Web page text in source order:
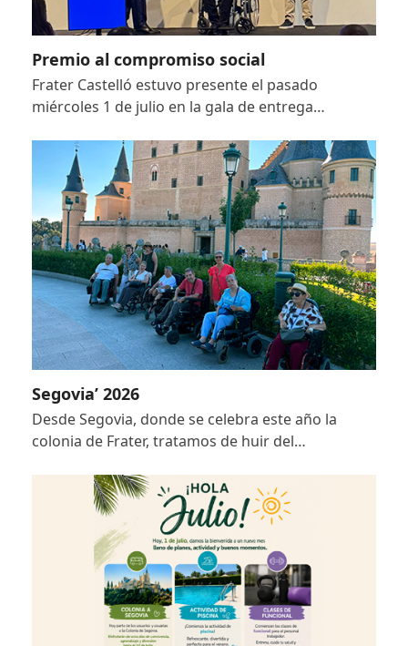
Premio al compromiso social
Frater Castelló estuvo presente el pasado
miércoles 1 de julio en la gala de entrega…
Segovia’ 2026
Desde Segovia, donde se celebra este año la
colonia de Frater, tratamos de huir del…